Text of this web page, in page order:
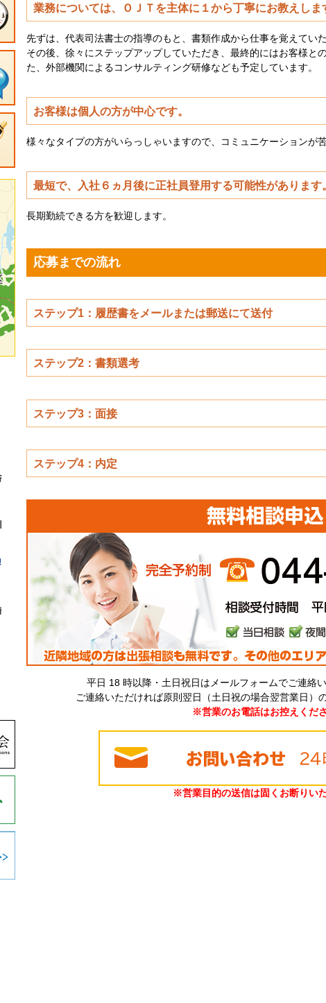
業務については、ＯＪＴを主体に１から丁寧にお教えしま
先ずは、代表司法書士の指導のもと、書類作成から仕事を覚えていた
その後、徐々にステップアップしていただき、最終的にはお客様と
た、外部機関によるコンサルティング研修なども予定しています。
お客様は個人の方が中心です。
様々なタイプの方がいらっしゃいますので、コミュニケーションが
最短で、入社６ヵ月後に正社員登用する可能性があります。
長期勤続できる方を歓迎します。
応募までの流れ
ステップ1：履歴書をメールまたは郵送にて送付
ステップ2：書類選考
ステップ3：面接
ステップ4：内定
平日 18 時以降・土日祝日はメールフォームでご連絡
ご連絡いただければ原則翌日（土日祝の場合翌営業日）
※営業のお電話はお控えくだ
※営業目的の送信は固くお断りい